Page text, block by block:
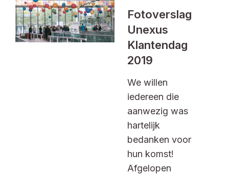
Fotoverslag
Unexus
Klantendag
2019
We willen
iedereen die
aanwezig was
hartelijk
bedanken voor
hun komst!
Afgelopen